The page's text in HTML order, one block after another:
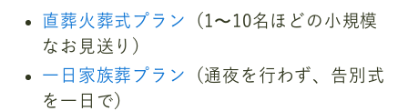
直葬火葬式プラン
（1〜10名ほどの小規模
なお見送り）
一日家族葬プラン
（通夜を行わず、告別式
を一日で）